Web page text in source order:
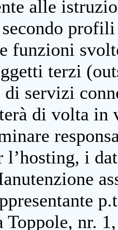
alle
funzioni
terzi
di servizi
di volta in
l’hosting, i
Toppole, nr.